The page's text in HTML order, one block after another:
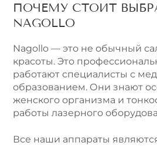
ПОЧЕМУ СТОИТ
NAGOLLO
Nagollo — это не обычный
красоты. Это
работают специалисты с
образованием. Они знают
женского организма и
работы лазерного
Все наши аппараты